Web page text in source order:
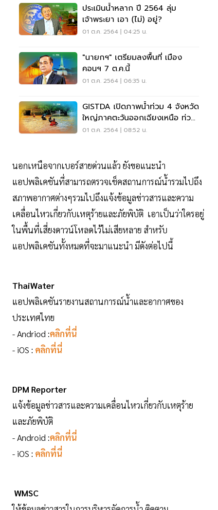
ประเมินน้ำหลาก ปี 2564 ลุ่ม
เจ้าพระยา เอา (ไม่) อยู่?
01 ต.ค. 2564 | 04:25 น.
"นายกฯ" เตรียมลงพื้นที่ เมือง
คอนฯ 7 ต.ค.นี้
01 ต.ค. 2564 | 06:35 น.
GISTDA เปิดภาพน้ำท่วม 4 จังหวัด
ใหญ่ภาคตะวันออกเฉียงเหนือ ท่วม
กว่า 4 แสนไร่
01 ต.ค. 2564 | 08:52 น.
นอกเหนือจากเบอร์สายด่วนแล้ว ยังขอแนะนำ
แอปพลิเคชันที่สามารถตรวจเช็คสถานการณ์น้ำรวมไปถึง
สภาพอากาศต่างๆรวมไปถึงแจ้งข้อมูลข่าวสารและความ
เคลื่อนไหวเกี่ยวกับเหตุร้ายและภัยพิบัติ เอาเป็นว่าใครอยู่
ในพื้นที่เสี่ยงดาวน์โหลดไว้ไม่เสียหลาย สำหรับ
แอปพลิเคชันทั้งหมดที่จะมาแนะนำ มีดังต่อไปนี้
ThaiWater
แอปพลิเคชันรายงานสถานการณ์น้ำและอากาศของ
ประเทศไทย
- Andriod :คลิกที่นี่
- iOS : คลิกที่นี่
DPM Reporter
แจ้งข้อมูลข่าวสารและความเคลื่อนไหวเกี่ยวกับเหตุร้าย
และภัยพิบัติ
- Android :คลิกที่นี่
- iOS : คลิกที่นี่
WMSC